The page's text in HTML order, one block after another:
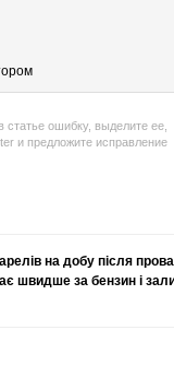
ошибку, выделите ее,
и предложите исправление
на добу після
швидше за бензин і